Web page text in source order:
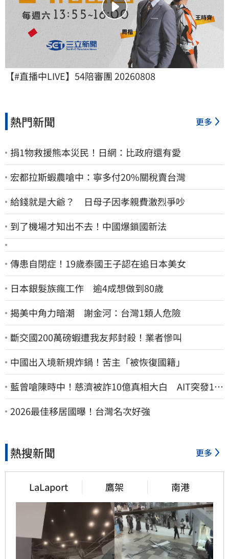
【#直播中LIVE】54陪審團 20260808
熱門新聞 更多
捐1物救援熊本災民！日網：比政府還有愛
宏都拉斯蝦農嗆中：寧多付20%關稅賣台灣
給錢就是大爺？ 日母子因孝親費激烈爭吵
到了機場才知出不去！中國爆鎖國新法
傳患自閉症！19歲泰國王子認在追日本美女
日本銀髮族瘋工作 逾4成想做到80歲
揭美中角力暗潮 謝金河：台灣1類人危險
斷交國200萬磅蝦遭我友邦封殺！業者慘叫
中國出入境新規炸鍋！苦主「被恢復國籍」
藍曾嗆陳時中！慈濟被詐10億真相大白 AIT突發1文
酸爆…他笑：真的很會
2026最佳移居國曝！台灣名次好強
熱搜新聞 更多
LaLaport 鷹架 南港